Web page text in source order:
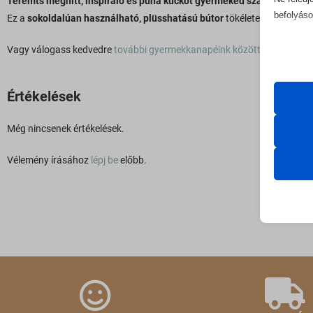
Ez a sokoldalúan használható, plüsshatású bútortökéletes választás
Vagy válogass kedvedretovábbi gyermekkanapéink között
Értékelések
Még nincsenek értékelések.
Vélemény írásához lépj beelőbb.
wfwaf-
_ga_*
Média